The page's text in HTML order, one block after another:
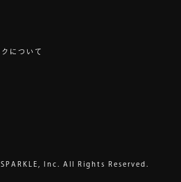
について
Inc. All Rights Reserved.